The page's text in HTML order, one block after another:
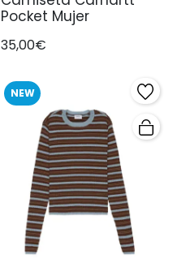
Pocket Mujer
35,00€
NEW